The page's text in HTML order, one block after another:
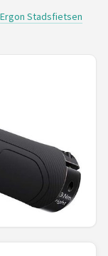
Ergon Stadsfietsen